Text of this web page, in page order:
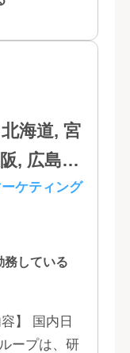
, 徳島,
, 広島,
ケティング
務している
ープは、研